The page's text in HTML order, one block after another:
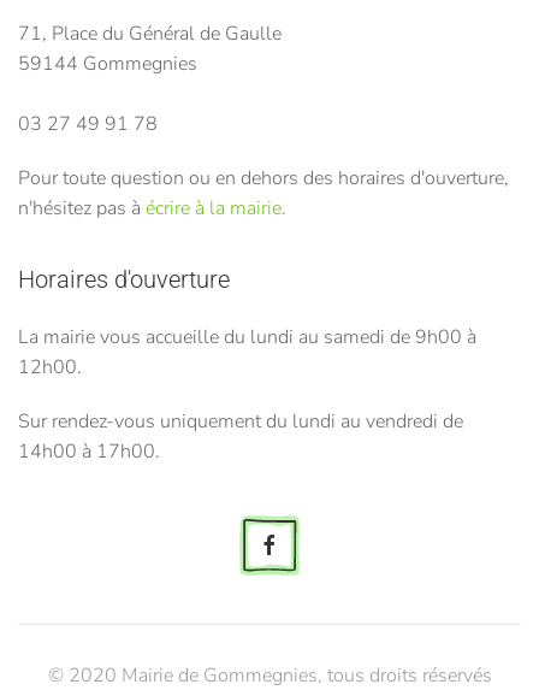
71, Place du Général de Gaulle
59144 Gommegnies
03 27 49 91 78
Pour toute question ou en dehors des horaires d'ouverture,
n'hésitez pas à écrire à la mairie.
Horaires d'ouverture
La mairie vous accueille du lundi au samedi de 9h00 à
12h00.
Sur rendez-vous uniquement du lundi au vendredi de
14h00 à 17h00.
© 2020 Mairie de Gommegnies, tous droits réservés